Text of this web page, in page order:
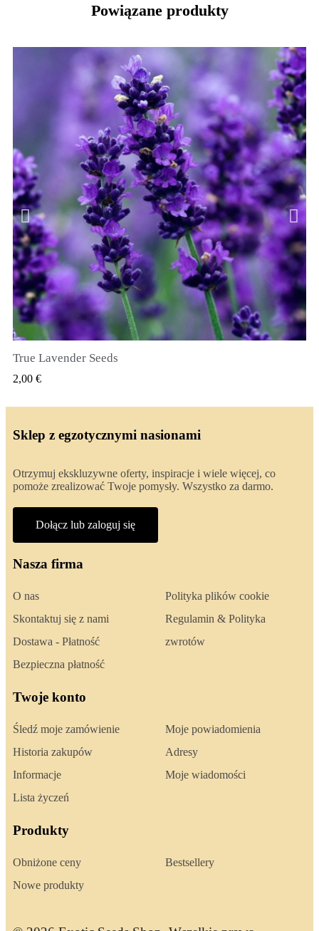
Powiązane produkty
SZYBKI PODGLĄD
True Lavender Seeds
2,00 €
Sklep z egzotycznymi nasionami
Otrzymuj ekskluzywne oferty, inspiracje i wiele więcej, co
pomoże zrealizować Twoje pomysły. Wszystko za darmo.
Dołącz lub zaloguj się
Nasza firma
O nas
Skontaktuj się z nami
Dostawa - Płatność
Bezpieczna płatność
Polityka plików cookie
Regulamin & Polityka
zwrotów
Twoje konto
Śledź moje zamówienie
Historia zakupów
Informacje
Lista życzeń
Moje powiadomienia
Adresy
Moje wiadomości
Produkty
Obniżone ceny
Nowe produkty
Bestsellery